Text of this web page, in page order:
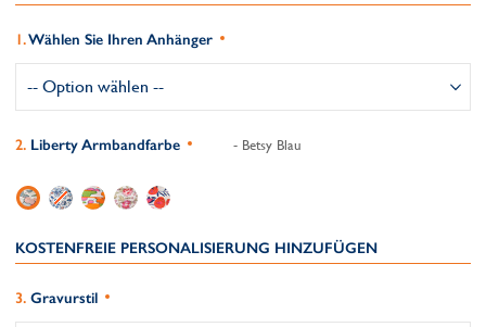
Wählen Sie Ihren Anhänger
Liberty Armbandfarbe - Betsy Blau
KOSTENFREIE PERSONALISIERUNG HINZUFÜGEN
Gravurstil